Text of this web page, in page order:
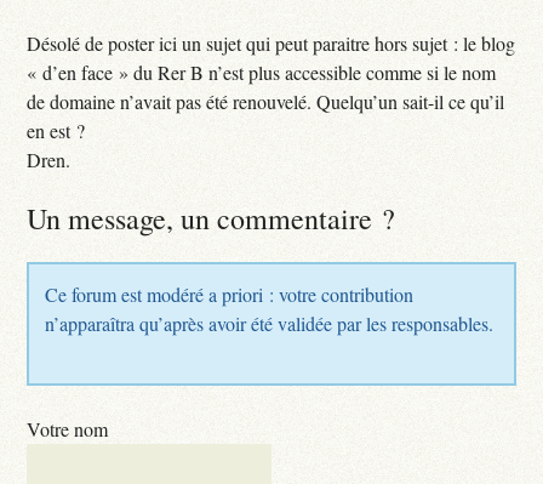
Désolé de poster ici un sujet qui peut paraitre hors sujet : le blog
« d’en face » du Rer B n’est plus accessible comme si le nom
de domaine n’avait pas été renouvelé. Quelqu’un sait-il ce qu’il
en est ?
Dren.
Un message, un commentaire ?
Ce forum est modéré a priori : votre contribution
n’apparaîtra qu’après avoir été validée par les responsables.
Votre nom